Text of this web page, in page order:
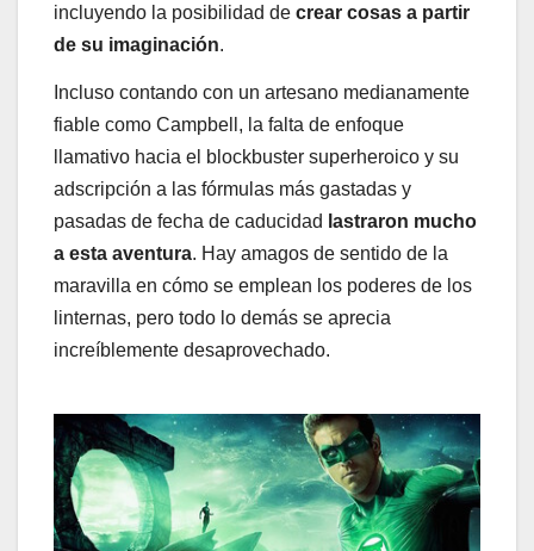
incluyendo la posibilidad de crear cosas a partir
de su imaginación.
Incluso contando con un artesano medianamente
fiable como Campbell, la falta de enfoque
llamativo hacia el blockbuster superheroico y su
adscripción a las fórmulas más gastadas y
pasadas de fecha de caducidad lastraron mucho
a esta aventura. Hay amagos de sentido de la
maravilla en cómo se emplean los poderes de los
linternas, pero todo lo demás se aprecia
increíblemente desaprovechado.